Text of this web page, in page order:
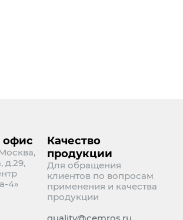
офис
д.29,
4»
Качество
продукции
Для обращения
клиентов по вопросам
применения и качества
продукции